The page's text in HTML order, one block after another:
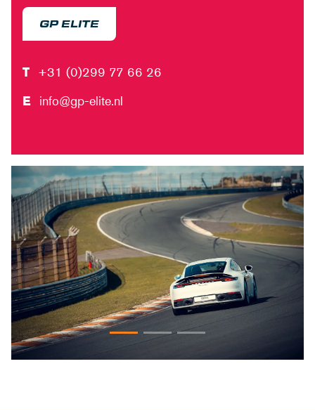
GP ELITE
T +31 (0)299 77 66 26
E info@gp-elite.nl